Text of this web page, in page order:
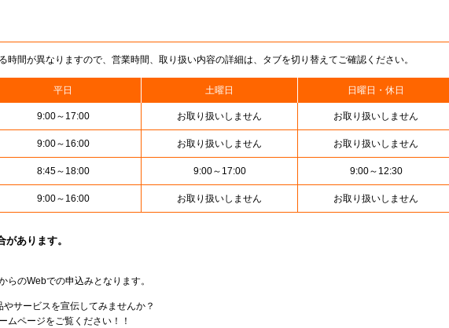
間が異なりますので、営業時間、取り扱い内容の詳細は、タブを切り替えてご確認ください。
平日 土曜日 日曜日・休日
9:00～17:00 お取り扱いしません お取り扱いしません
9:00～16:00 お取り扱いしません お取り扱いしません
8:45～18:00 9:00～17:00 9:00～12:30
9:00～16:00 お取り扱いしません お取り扱いしません
あります。
のWebでの申込みとなります。
サービスを宣伝してみませんか？
ページをご覧ください！！